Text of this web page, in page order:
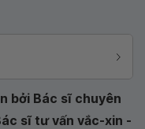
bởi Bác sĩ chuyên
sĩ tư vấn vắc-xin -